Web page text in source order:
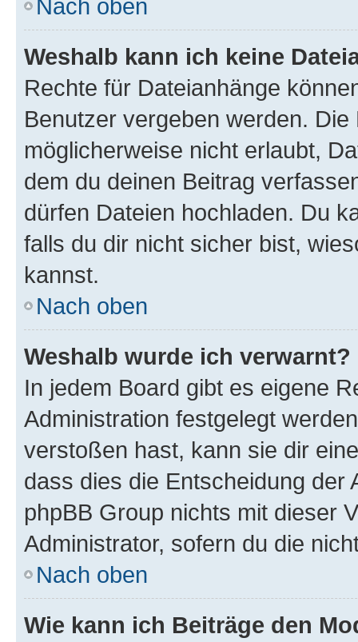
Nach oben
Weshalb kann ich keine
Rechte für Dateianhänge
Benutzer vergeben werden.
möglicherweise nicht erlaubt,
dem du deinen Beitrag
dürfen Dateien hochladen. Du
falls du dir nicht sicher bist,
kannst.
Nach oben
Weshalb wurde ich verwarnt?
In jedem Board gibt es eigene
Administration festgelegt
verstoßen hast, kann sie dir
dass dies die Entscheidung der
phpBB Group nichts mit dieser
Administrator, sofern du die
Nach oben
Wie kann ich Beiträge den